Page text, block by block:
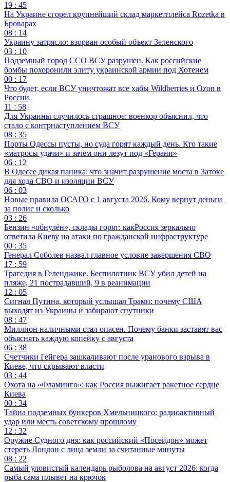
19 : 45
На Украине сгорел крупнейший склад маркетплейса Rozetka в
Броварах
08 : 14
Украину затрясло: взорван особый объект Зеленского
03 : 10
Подземный город ССО ВСУ разрушен. Как российские
бомбы похоронили элиту украинской армии под Хотенем
00 : 17
Что будет, если ВСУ уничтожат все хабы Wildberries и Ozon в
России
11 : 58
Для Украины случилось страшное: военкор объяснил, что
стало с контрнаступлением ВСУ
08 : 35
Порты Одессы пусты, но суда горят каждый день. Кто такие
«матросы удачи» и зачем они лезут под «Герани»
06 : 12
В Одессе дикая паника: что значит разрушение моста в Затоке
для хода СВО и изоляции ВСУ
06 : 03
Новые правила ОСАГО с 1 августа 2026. Кому вернут деньги
за полис и сколько
03 : 26
Бензин «обнулён», склады горят: какРоссия зеркально
ответила Киеву на атаки по гражданской инфраструктуре
00 : 35
Генерал Соболев назвал главное условие завершения СВО
17 : 59
Трагедия в Геленджике. Беспилотник ВСУ убил детей на
пляже, 21 пострадавший, 9 в реанимации
12 : 05
Сигнал Путина, который услышал Трамп: почему США
выходят из Украины и забирают спутники
08 : 47
Миллион наличными стал опасен. Почему банки заставят вас
объяснять каждую копейку с августа
06 : 38
Счетчики Гейгера зашкаливают после уранового взрыва в
Киеве, что скрывают власти
03 : 44
Охота на «Фламинго»: как Россия выжигает ракетное сердце
Киева
00 : 34
Тайна подземных бункеров Хмельницкого: радиоактивный
удар или месть советскому прошлому
12 : 32
Оружие Судного дня: как российский «Посейдон» может
стереть Лондон с лица земли за считанные минуты
08 : 22
Самый уловистый календарь рыболова на август 2026: когда
рыба сама плывет на крючок